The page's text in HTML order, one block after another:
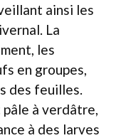
ainsi les
La
les
en groupes,
des feuilles.
à verdâtre,
à des larves